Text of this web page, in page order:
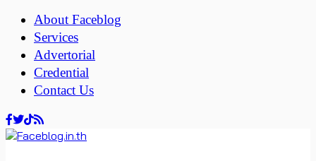
About Faceblog
Services
Advertorial
Credential
Contact Us